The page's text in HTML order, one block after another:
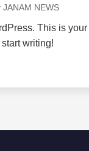
JANAM NEWS
This is
writing!